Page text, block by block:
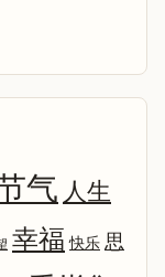
气 人生
幸福 快乐 思